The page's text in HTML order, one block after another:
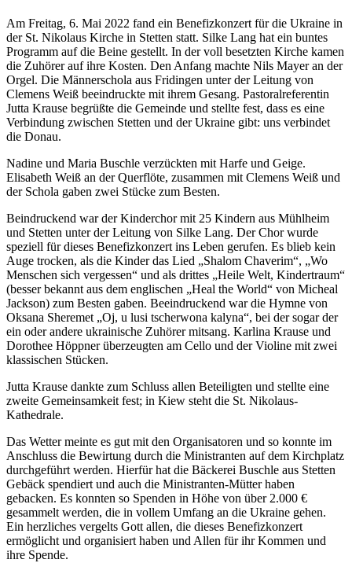
Am Freitag, 6. Mai 2022 fand ein Benefizkonzert für die Ukraine in
der St. Nikolaus Kirche in Stetten statt. Silke Lang hat ein buntes
Programm auf die Beine gestellt. In der voll besetzten Kirche kamen
die Zuhörer auf ihre Kosten. Den Anfang machte Nils Mayer an der
Orgel. Die Männerschola aus Fridingen unter der Leitung von
Clemens Weiß beeindruckte mit ihrem Gesang. Pastoralreferentin
Jutta Krause begrüßte die Gemeinde und stellte fest, dass es eine
Verbindung zwischen Stetten und der Ukraine gibt: uns verbindet
die Donau.
Nadine und Maria Buschle verzückten mit Harfe und Geige.
Elisabeth Weiß an der Querflöte, zusammen mit Clemens Weiß und
der Schola gaben zwei Stücke zum Besten.
Beindruckend war der Kinderchor mit 25 Kindern aus Mühlheim
und Stetten unter der Leitung von Silke Lang. Der Chor wurde
speziell für dieses Benefizkonzert ins Leben gerufen. Es blieb kein
Auge trocken, als die Kinder das Lied „Shalom Chaverim“, „Wo
Menschen sich vergessen“ und als drittes „Heile Welt, Kindertraum“
(besser bekannt aus dem englischen „Heal the World“ von Micheal
Jackson) zum Besten gaben. Beeindruckend war die Hymne von
Oksana Sheremet „Oj, u lusi tscherwona kalyna“, bei der sogar der
ein oder andere ukrainische Zuhörer mitsang. Karlina Krause und
Dorothee Höppner überzeugten am Cello und der Violine mit zwei
klassischen Stücken.
Jutta Krause dankte zum Schluss allen Beteiligten und stellte eine
zweite Gemeinsamkeit fest; in Kiew steht die St. Nikolaus-
Kathedrale.
Das Wetter meinte es gut mit den Organisatoren und so konnte im
Anschluss die Bewirtung durch die Ministranten auf dem Kirchplatz
durchgeführt werden. Hierfür hat die Bäckerei Buschle aus Stetten
Gebäck spendiert und auch die Ministranten-Mütter haben
gebacken. Es konnten so Spenden in Höhe von über 2.000 €
gesammelt werden, die in vollem Umfang an die Ukraine gehen.
Ein herzliches vergelts Gott allen, die dieses Benefizkonzert
ermöglicht und organisiert haben und Allen für ihr Kommen und
ihre Spende.